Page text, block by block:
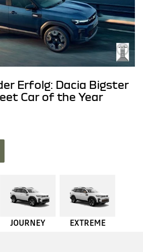
Erfolg: Dacia Bigster
Car of the Year
JOURNEY EXTREME